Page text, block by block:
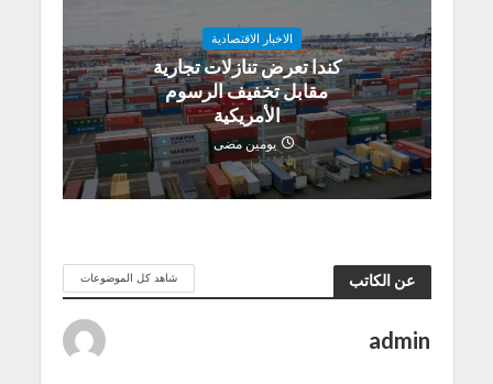
الاخبار الاقتصادية
كندا تعرض تنازلات تجارية
مقابل تخفيف الرسوم
الأمريكية
يومين مضى
عن الكاتب شاهد كل الموضوعات
admin